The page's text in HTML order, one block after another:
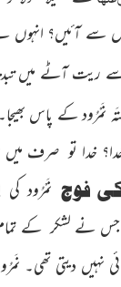
سے آئیں؟ انہوں
ریت آٹے میں
نَمْرُود کے پاس
خدا؟ خدا تو صرف
فوج نَمْرُود
جس نے لشکر کے
دیتی تھی۔